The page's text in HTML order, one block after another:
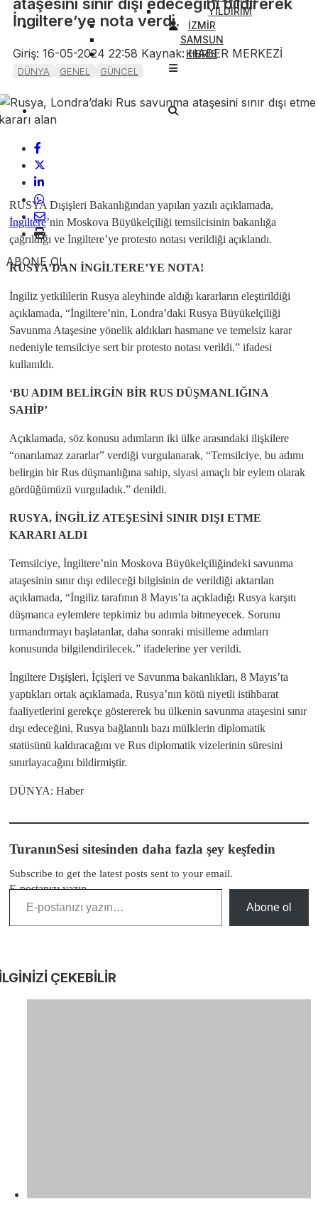
YILDIRIM
İZMİR
SAMSUN
KIBRIS
İngiltere’ye nota verdi.
Giriş: 16-05-2024 22:58 Kaynak: HABER MERKEZİ
DÜNYA GENEL GÜNCEL
ABONE OL
RUSYA Dışişleri Bakanlığından yapılan yazılı açıklamada,
İngiltere’nin Moskova Büyükelçiliği temsilcisinin bakanlığa
çağrıldığı ve İngiltere’ye protesto notası verildiği açıklandı.
RUSYA’DAN İNGİLTERE’YE NOTA!
İngiliz yetkililerin Rusya aleyhinde aldığı kararların eleştirildiği
açıklamada, “İngiltere’nin, Londra’daki Rusya Büyükelçiliği
Savunma Ataşesine yönelik aldıkları hasmane ve temelsiz karar
nedeniyle temsilciye sert bir protesto notası verildi.” ifadesi
kullanıldı.
‘BU ADIM BELİRGİN BİR RUS DÜŞMANLIĞINA
SAHİP’
Açıklamada, söz konusu adımların iki ülke arasındaki ilişkilere
“onarılamaz zararlar” verdiği vurgulanarak, “Temsilciye, bu adımı
belirgin bir Rus düşmanlığına sahip, siyasi amaçlı bir eylem olarak
gördüğümüzü vurguladık.” denildi.
RUSYA, İNGİLİZ ATEŞESİNİ SINIR DIŞI ETME
KARARI ALDI
Temsilciye, İngiltere’nin Moskova Büyükelçiliğindeki savunma
ataşesinin sınır dışı edileceği bilgisinin de verildiği aktarılan
açıklamada, “İngiliz tarafının 8 Mayıs’ta açıkladığı Rusya karşıtı
düşmanca eylemlere tepkimiz bu adımla bitmeyecek. Sorunu
tırmandırmayı başlatanlar, daha sonraki misilleme adımları
konusunda bilgilendirilecek.” ifadelerine yer verildi.
İngiltere Dışişleri, İçişleri ve Savunma bakanlıkları, 8 Mayıs’ta
yaptıkları ortak açıklamada, Rusya’nın kötü niyetli istihbarat
faaliyetlerini gerekçe göstererek bu ülkenin savunma ataşesini sınır
dışı edeceğini, Rusya bağlantılı bazı mülklerin diplomatik
statüsünü kaldıracağını ve Rus diplomatik vizelerinin süresini
sınırlayacağını bildirmiştir.
DÜNYA: Haber
TuranınSesi sitesinden daha fazla şey keşfedin
Subscribe to get the latest posts sent to your email.
E-postanızı yazın…
Abone ol
ÇEKEBİLİR